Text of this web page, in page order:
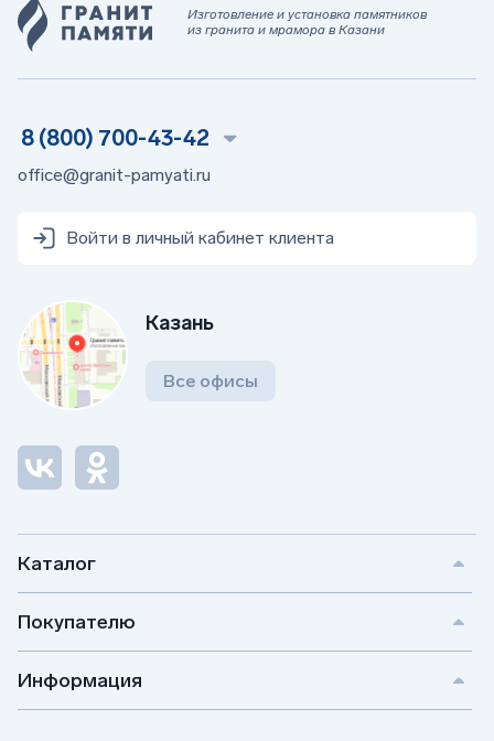
Изготовление и установка памятников
из гранита и мрамора в Казани
Каталог
Покупателю
Информация
8 (800) 700-43-42
office@granit-pamyati.ru
Войти в личный кабинет клиента
Казань
Все офисы